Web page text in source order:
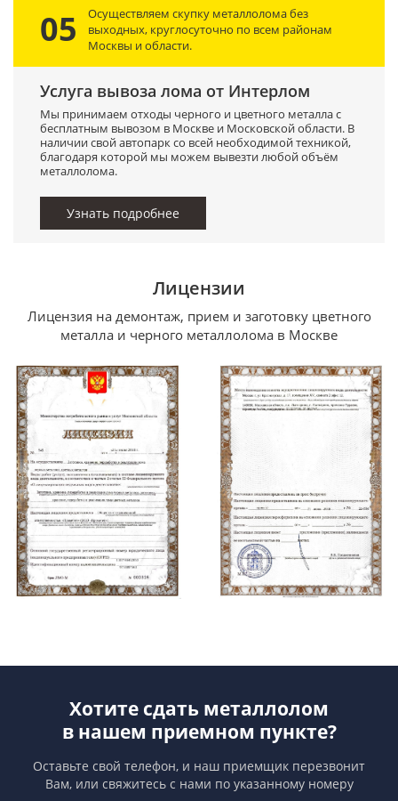
05
Осуществляем скупку металлолома без
выходных, круглосуточно по всем районам
Москвы и области.
Услуга вывоза лома от Интерлом
Мы принимаем отходы черного и цветного металла с
бесплатным вывозом в Москве и Московской области. В
наличии свой автопарк со всей необходимой техникой,
благодаря которой мы можем вывезти любой объём
металлолома.
Узнать подробнее
Лицензии
Лицензия на демонтаж, прием и заготовку цветного
металла и черного металлолома в Москве
Хотите сдать металлолом
в нашем приемном пункте?
Оставьте свой телефон, и наш приемщик перезвонит
Вам, или свяжитесь с нами по указанному номеру